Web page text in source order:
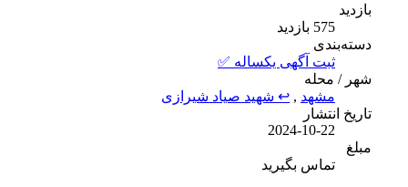
بازدید
575 بازدید
دسته‌بندی
ثبت آگهی یکساله ✅
شهر / محله
مشهد , ↩ شهید صیاد شیرازی
تاریخ انتشار
2024-10-22
مبلغ
تماس بگیرید